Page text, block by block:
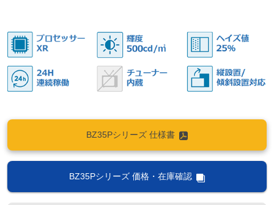
BZ35Pシリーズ 仕様書
BZ35Pシリーズ 価格・在庫確認